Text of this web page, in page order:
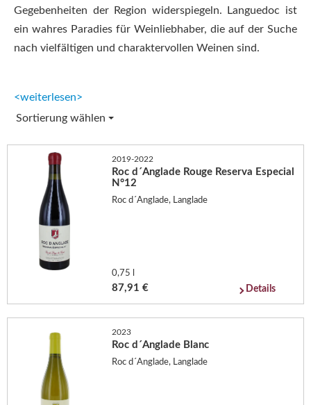
Gegebenheiten der Region widerspiegeln. Languedoc ist
ein wahres Paradies für Weinliebhaber, die auf der Suche
nach vielfältigen und charaktervollen Weinen sind.
<weiterlesen>
Sortierung wählen
2019-2022
Roc d´Anglade Rouge Reserva Especial
N°12
Roc d´Anglade, Langlade
0,75 l
87,91 € Details
2023
Roc d´Anglade Blanc
Roc d´Anglade, Langlade